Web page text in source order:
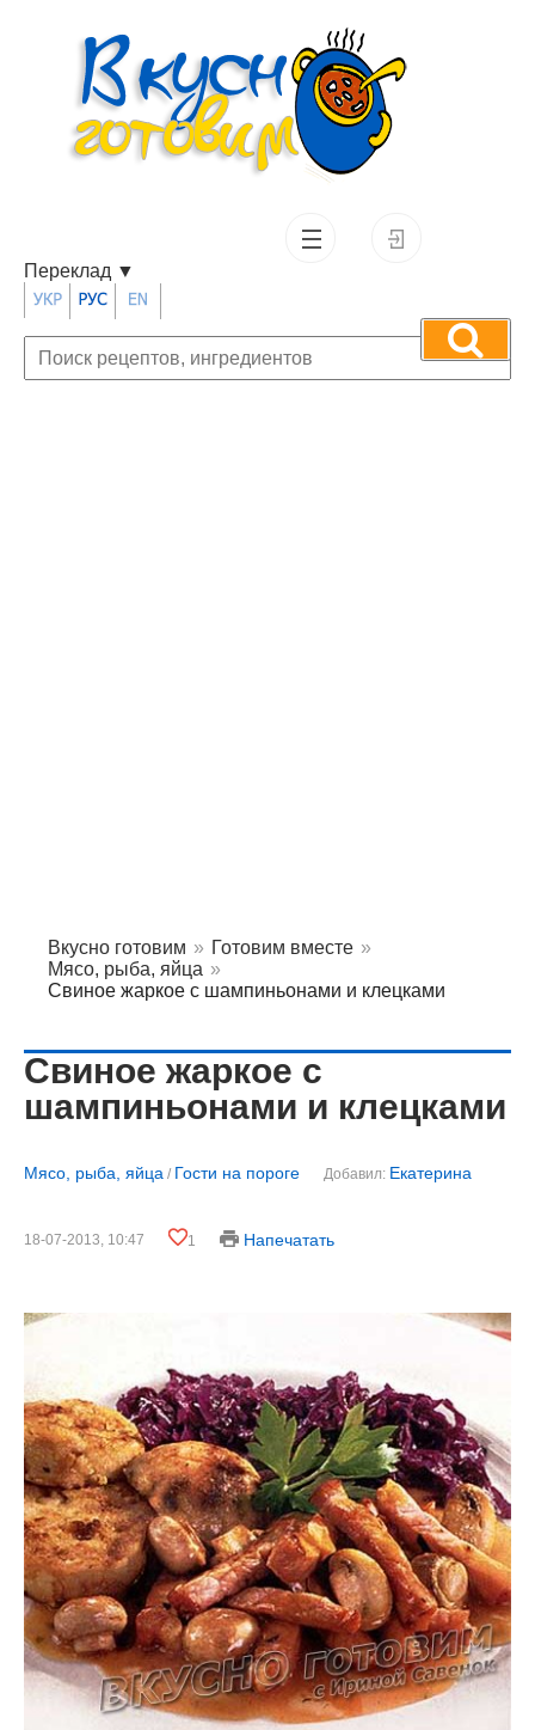
Переклад ▼
Вкусно готовим » Готовим вместе »
Мясо, рыба, яйца »
Свиное жаркое с шампиньонами и клецками
Свиное жаркое с
шампиньонами и клецками
Мясо, рыба, яйца / Гости на пороге Добавил: Екатерина
18-07-2013, 10:47 1 Напечатать